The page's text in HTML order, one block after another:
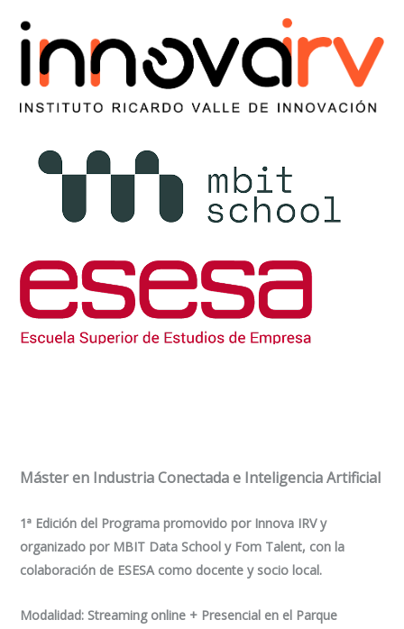
Máster en Industria Conectada e Inteligencia Artificial
1ª Edición del Programa promovido por Innova IRV y
organizado por MBIT Data School y Fom Talent, con la
colaboración de ESESA como docente y socio local.
Modalidad: Streaming online + Presencial en el Parque